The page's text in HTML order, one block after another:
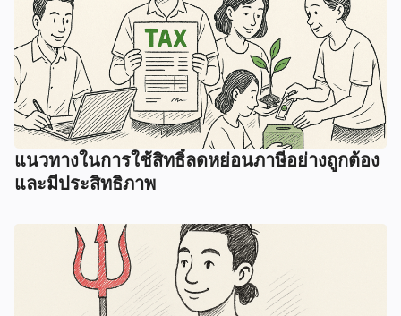
แนวทางในการใช้สิทธิ์ลดหย่อนภาษีอย่างถูกต้อง
และมีประสิทธิภาพ